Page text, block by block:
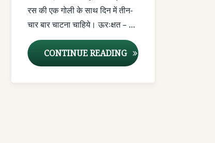
रस की एक गोली के साथ दिन में तीन-
चार बार चाटना चाहिये। ऊरःक्षत – …
CONTINUE READING कुछ घरेलु नुस्खे – आयुर्वेद से (4)
KATERI
KHANSI
LAAKH